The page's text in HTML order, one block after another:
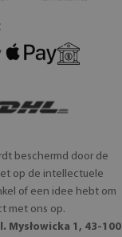
beschermd door de
op de intellectuele
of een idee hebt om
met ons op.
Mysłowicka 1, 43-100